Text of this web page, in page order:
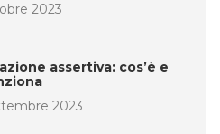
2023
assertiva: cos’è e
2023